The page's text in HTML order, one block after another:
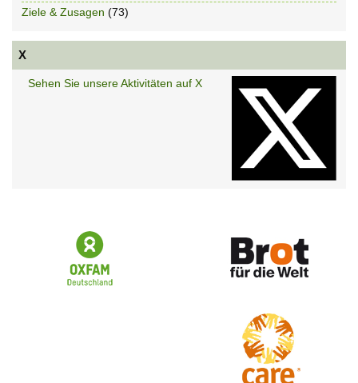
Ziele & Zusagen (73)
X
Sehen Sie unsere Aktivitäten auf X